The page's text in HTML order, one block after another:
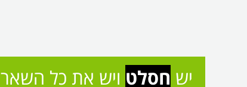
יש חסלט ויש את כל השאר